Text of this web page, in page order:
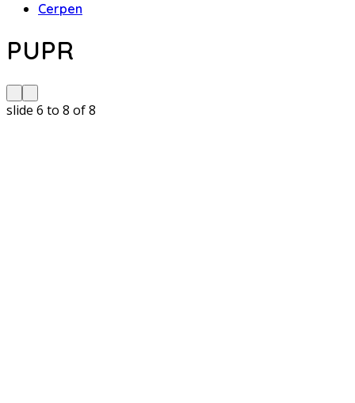
Cerpen
PUPR
slide 6 to 8 of 8